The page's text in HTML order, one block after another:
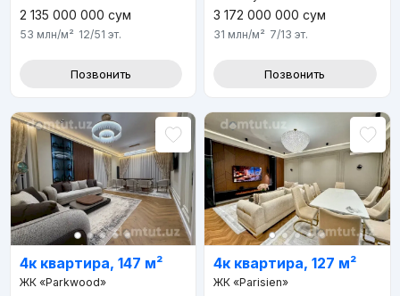
2 135 000 000 сум
53 млн/м² 12/51 эт.
Позвонить
3 172 000 000 сум
31 млн/м² 7/13 эт.
Позвонить
4к квартира, 147 м²
ЖК «Parkwood»
4к квартира, 127 м²
ЖК «Parisien»